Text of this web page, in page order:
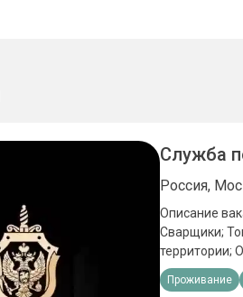
Служба
Россия,
Описание
Сварщики;
территории;
целей
Проживание